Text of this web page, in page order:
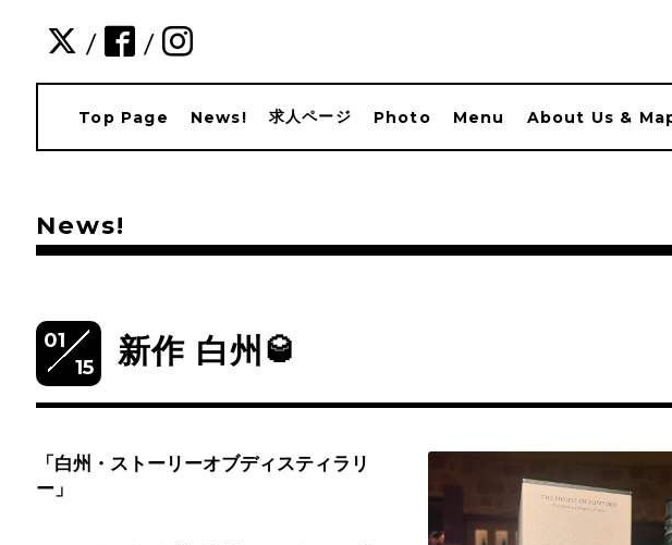
/ /
Top Page News! 求人ページ Photo Menu About Us &
News!
01
15
新作 白州🥃
「白州・ストーリーオブディスティラリ
ー」